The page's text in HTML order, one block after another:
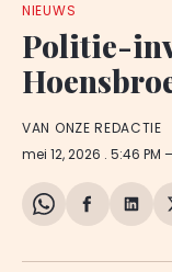
NIEUWS
Politie-
VAN ONZE REDACTIE
mei 12, 2026 . 5:46 PM
Share
WhatsApp
Delen